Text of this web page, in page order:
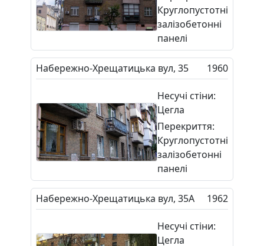
Круглопустотні
залізобетонні
панелі
Набережно-Хрещатицька вул, 35 1960
Несучі стіни:
Цегла
Перекриття:
Круглопустотні
залізобетонні
панелі
Набережно-Хрещатицька вул, 35А 1962
Несучі стіни:
Цегла